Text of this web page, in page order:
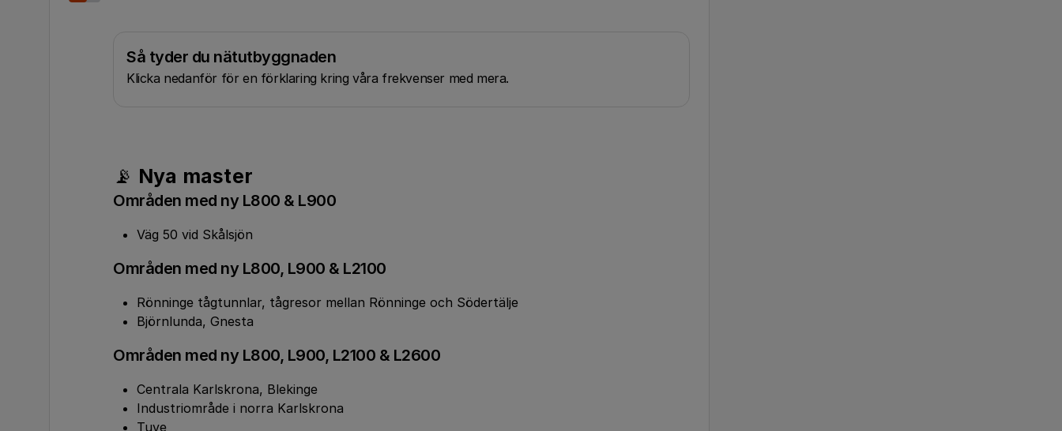
Så tyder du nätutbyggnaden
Klicka nedanför för en förklaring kring våra frekvenser med mera.
📡 Nya master
Områden med ny L800 & L900
Väg 50 vid Skålsjön
Områden med ny L800, L900 & L2100
Rönninge tågtunnlar, tågresor mellan Rönninge och Södertälje
Björnlunda, Gnesta
Områden med ny L800, L900, L2100 & L2600
Centrala Karlskrona, Blekinge
Industriområde i norra Karlskrona
Tuve